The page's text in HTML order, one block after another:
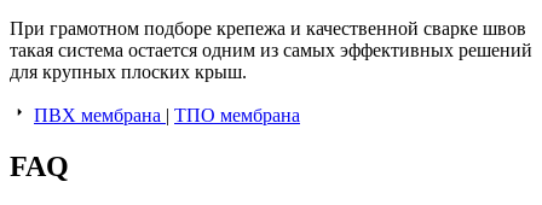
При грамотном подборе крепежа и качественной сварке швов
такая система остается одним из самых эффективных решений
для крупных плоских крыш.
ПВХ мембрана ТПО мембрана
FAQ